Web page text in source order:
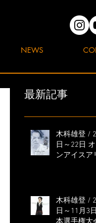
NEWS
最新記事
木科雄登 /
日～22日
ンアイスア
木科雄登 /
日～11月3